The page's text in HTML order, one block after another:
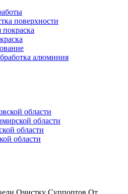
поверхности
алюминия
области
области
области
области
Очистку Суппортов От